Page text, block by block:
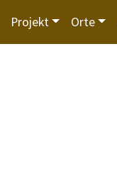
Projekt Orte